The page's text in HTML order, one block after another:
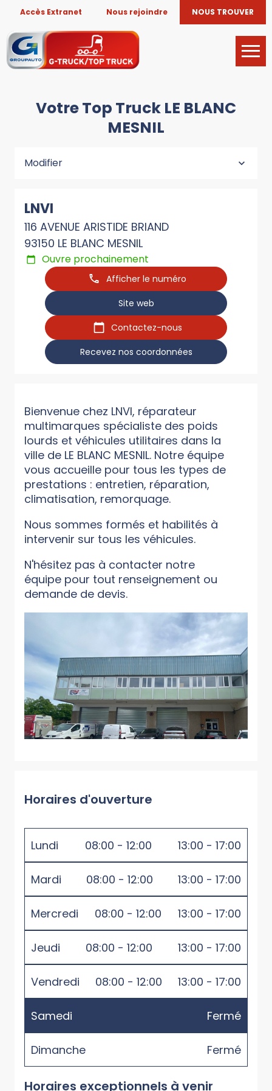
Accès Extranet Nous rejoindre NOUS TROUVER
Votre Top Truck LE BLANC
MESNIL
Modifier
LNVI
116 AVENUE ARISTIDE BRIAND
93150 LE BLANC MESNIL
Ouvre prochainement
Afficher le numéro
Site web
Contactez-nous
Recevez nos coordonnées
Bienvenue chez LNVI, réparateur
multimarques spécialiste des poids
lourds et véhicules utilitaires dans la
ville de LE BLANC MESNIL. Notre équipe
vous accueille pour tous les types de
prestations : entretien, réparation,
climatisation, remorquage.
Nous sommes formés et habilités à
intervenir sur tous les véhicules.
N'hésitez pas à contacter notre
équipe pour tout renseignement ou
demande de devis.
Horaires d'ouverture
Lundi 08:00 - 12:00 13:00 - 17:00
Mardi 08:00 - 12:00 13:00 - 17:00
Mercredi 08:00 - 12:00 13:00 - 17:00
Jeudi 08:00 - 12:00 13:00 - 17:00
Vendredi 08:00 - 12:00 13:00 - 17:00
Samedi Fermé
Dimanche Fermé
Horaires exceptionnels à venir